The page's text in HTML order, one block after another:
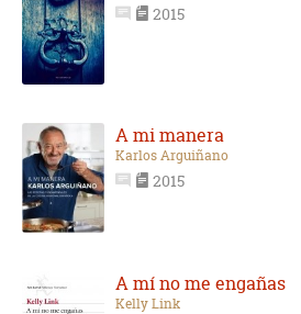
2015
A mi manera
Karlos Arguiñano
2015
A mí no me engañas
Kelly Link